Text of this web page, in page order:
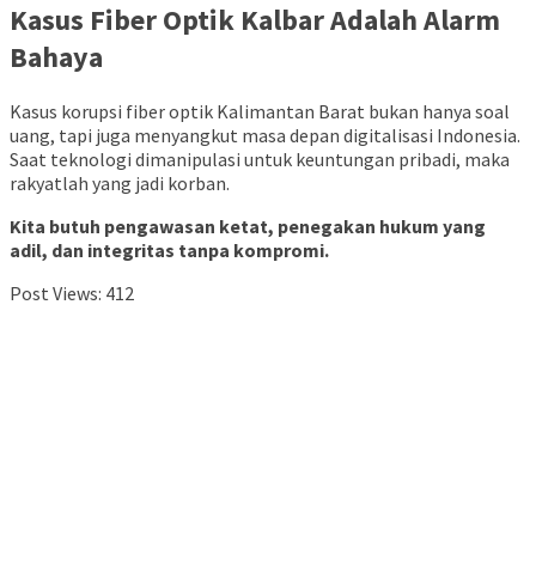
Kasus Fiber Optik Kalbar Adalah Alarm
Bahaya
Kasus korupsi fiber optik Kalimantan Barat bukan hanya soal
uang, tapi juga menyangkut masa depan digitalisasi Indonesia.
Saat teknologi dimanipulasi untuk keuntungan pribadi, maka
rakyatlah yang jadi korban.
Kita butuh pengawasan ketat, penegakan hukum yang
adil, dan integritas tanpa kompromi.
Post Views: 412